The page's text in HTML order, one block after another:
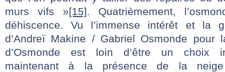
murs vifs »[15]. Quatrièmement,
déhiscence. Vu l’immense intérêt et la
d’Andreï Makine / Gabriel Osmonde pour
d’Osmonde est loin d’être un choix
maintenant à la présence de la